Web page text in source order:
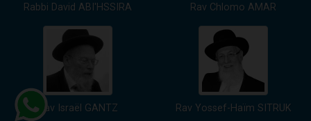
Rabbi David ABI'HSSIRA Rav Chlomo AMAR
Rav Israël GANTZ Rav Yossef-Haïm SITRUK